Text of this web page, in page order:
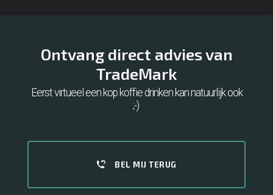
Ontvang direct advies van
TradeMark
Eerst virtueel een kop koffie drinken kan natuurlijk ook
;-)
BEL MIJ TERUG